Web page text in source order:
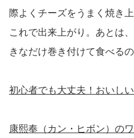
際よくチーズをうまく焼き上
これで出来上がり。あとは
きなだけ巻き付けて食べる
初心者でも大丈夫！おいし
康熙奉（カン・ヒボン）の